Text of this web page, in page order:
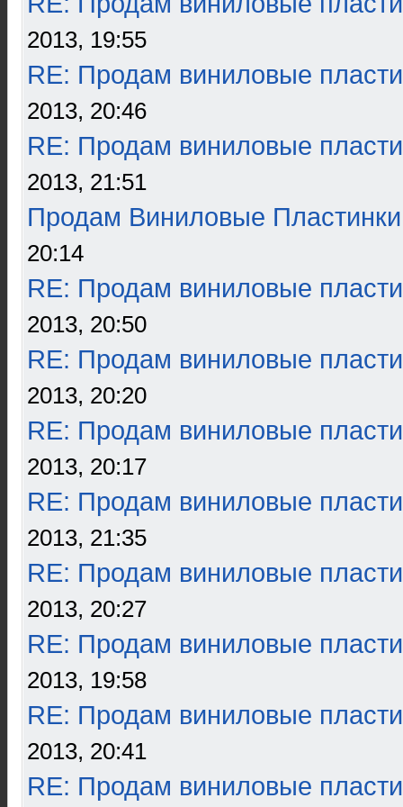
2013, 19:55
RE: Продам виниловые
2013, 20:46
RE: Продам виниловые
2013, 21:51
Продам Виниловые Пластинки
20:14
RE: Продам виниловые
2013, 20:50
RE: Продам виниловые
2013, 20:20
RE: Продам виниловые
2013, 20:17
RE: Продам виниловые
2013, 21:35
RE: Продам виниловые
2013, 20:27
RE: Продам виниловые
2013, 19:58
RE: Продам виниловые
2013, 20:41
RE: Продам виниловые